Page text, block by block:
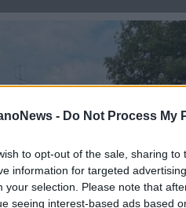
- Do Not Process My
to opt-out of the sale, sharing
information for targeted
your selection. Please note that
seeing interest-based ads based